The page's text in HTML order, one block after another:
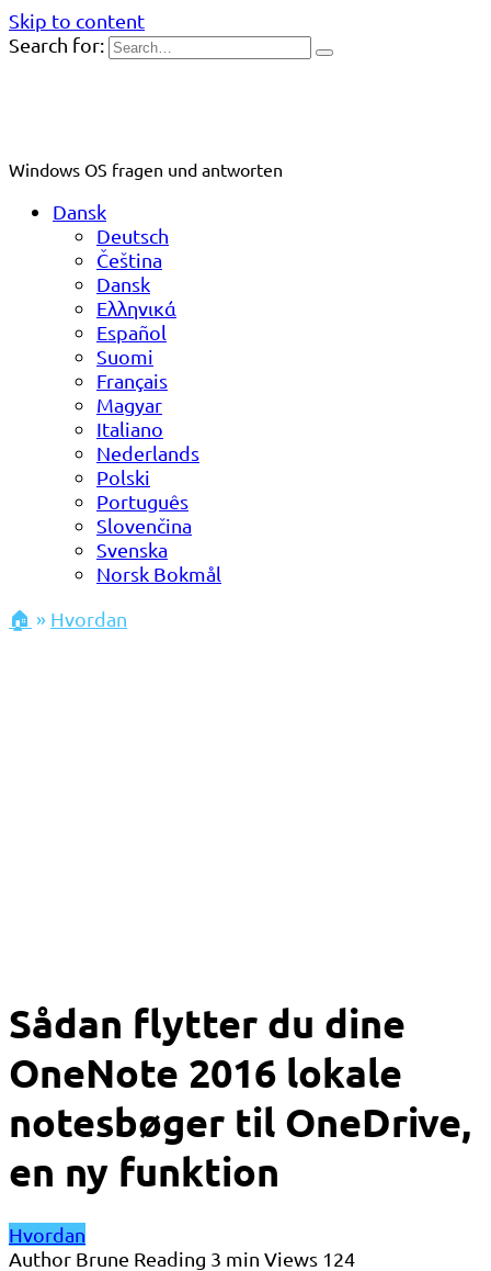
Skip to content
Search for:
Windows OS fragen und antworten
Dansk
Deutsch
Čeština
Dansk
Ελληνικά
Español
Suomi
Français
Magyar
Italiano
Nederlands
Polski
Português
Slovenčina
Svenska
Norsk Bokmål
🏠 » Hvordan
Sådan flytter du dine
OneNote 2016 lokale
notesbøger til OneDrive,
en ny funktion
Hvordan
Author Brune Reading 3 min Views 124